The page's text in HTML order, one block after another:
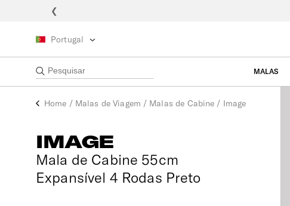
❮
Portugal
MALAS
Home / Malas de Viagem / Malas de Cabine / Image
IMAGE
Mala de Cabine 55cm
Expansível 4 Rodas Preto